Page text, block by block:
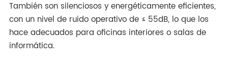
También son silenciosos y energéticamente eficientes,
con un nivel de ruido operativo de ≤ 55dB, lo que los
hace adecuados para oficinas interiores o salas de
informática.